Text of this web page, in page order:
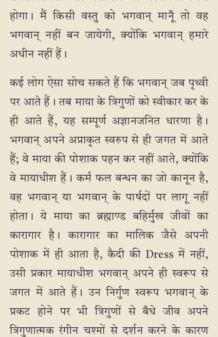
होगा। मैं किसी वस्तु को भगवान् मानूँ तो वह
भगवान् नहीं बन जायेगी, क्योंकि भगवान् हमारे
अधीन नहीं हैं।
कई लोग ऐसा सोच सकते हैं कि भगवान् जब पृथ्वी
पर आते हैं। तब माया के त्रिगुणों को स्वीकार कर के
ही आते हैं, यह सम्पूर्ण अज्ञानजनित धारणा है।
भगवान् अपने अप्राकृत स्वरुप से ही जगत में आते
हैं; वे माया की पोशाक पहन कर नहीं आते, क्योंकि
वे मायाधीश हैं। कर्म फल बन्धन का जो कानून है,
वह भगवान् या भगवान् के पार्षदों पर लागू नहीं
होता। ये माया का ब्रह्माण्ड बहिर्मुख जीवों का
कारागार है। कारागार का मालिक जैसे अपनी
पोशाक में ही आता है, कैदी की Dress में नहीं,
उसी प्रकार मायाधीश भगवान् अपने ही स्वरूप से
जगत में आते हैं। उन निर्गुण स्वरूप भगवान् के
प्रकट होने पर भी त्रिगुणों से बँधे जीव अपने
त्रिगुणात्मक रंगीन चश्मों से दर्शन करने के कारण